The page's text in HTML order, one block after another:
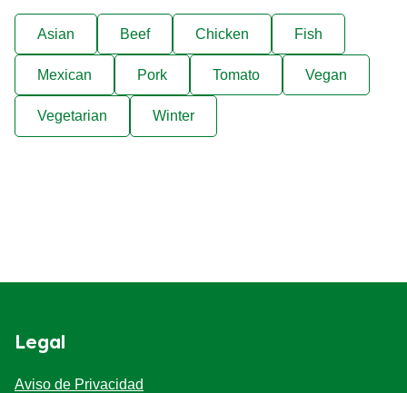
Asian Beef Chicken Fish
Mexican Pork Tomato Vegan
Vegetarian Winter
Legal
Aviso de Privacidad